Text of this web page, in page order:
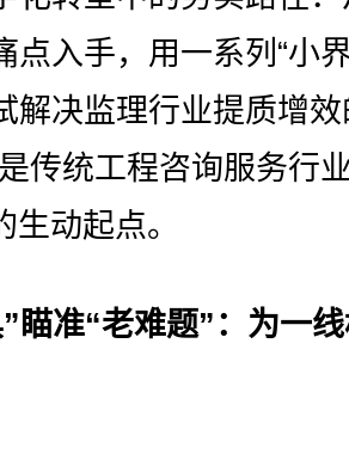
点入手，用一系列“小
解决监理行业提质增效
传统工程咨询服务行
生动起点。
瞄准“老难题”：为一